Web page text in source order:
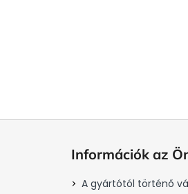
Információk az
A gyártótól történő